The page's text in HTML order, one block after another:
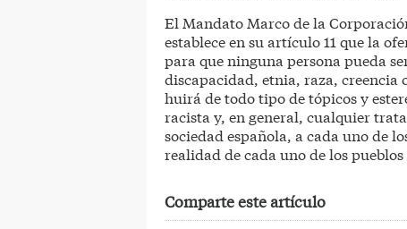
El Mandato Marco de la
establece en su artículo 11 que la
para que ninguna persona pueda
discapacidad, etnia, raza,
huirá de todo tipo de tópicos y
racista y, en general, cualquier
sociedad española, a cada uno de
realidad de cada uno de los
Comparte este artículo